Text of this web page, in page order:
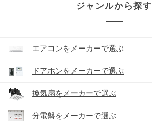
ジャンルから探す
エアコンをメーカーで選ぶ
ドアホンをメーカーで選ぶ
換気扇をメーカーで選ぶ
分電盤をメーカーで選ぶ